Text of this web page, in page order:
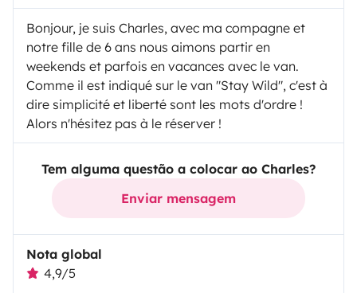
Bonjour, je suis Charles, avec ma compagne et
notre fille de 6 ans nous aimons partir en
weekends et parfois en vacances avec le van.
Comme il est indiqué sur le van "Stay Wild", c'est à
dire simplicité et liberté sont les mots d'ordre !
Alors n'hésitez pas à le réserver !
Tem alguma questão a colocar ao Charles?
Enviar mensagem
Nota global
4,9/5